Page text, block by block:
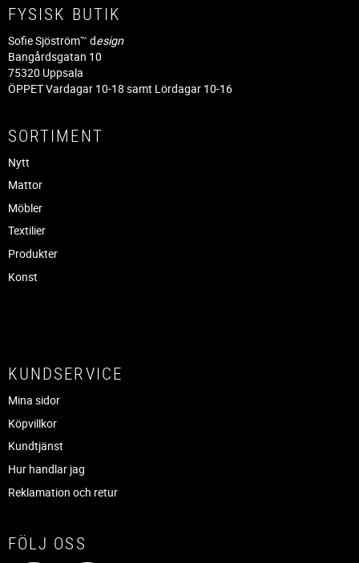
FYSISK BUTIK
Sofie Sjöström™ design
Bangårdsgatan 10
75320 Uppsala
ÖPPET Vardagar 10-18 samt Lördagar 10-16
SORTIMENT
Nytt
Mattor
Möbler
Textilier
Produkter
Konst
KUNDSERVICE
Mina sidor
Köpvillkor
Kundtjänst
Hur handlar jag
Reklamation och retur
FÖLJ OSS